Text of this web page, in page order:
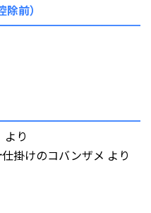
前）
より
掛けのコバンザメ より